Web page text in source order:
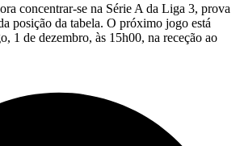
concentrar-se na Série A da Liga 3, prova
posição da tabela. O próximo jogo está
1 de dezembro, às 15h00, na receção ao